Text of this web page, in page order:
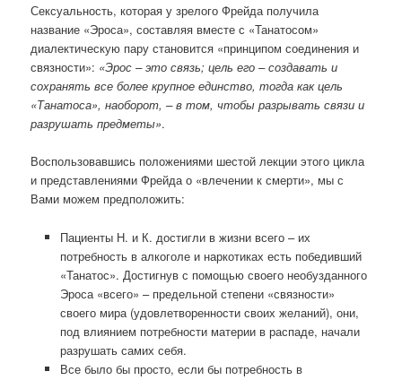
Сексуальность, которая у зрелого Фрейда получила
название «Эроса», составляя вместе с «Танатосом»
диалектическую пару становится «принципом соединения и
связности»: «Эрос – это связь; цель его – создавать и
сохранять все более крупное единство, тогда как цель
«Танатоса», наоборот, – в том, чтобы разрывать связи и
разрушать предметы».
Воспользовавшись положениями шестой лекции этого цикла
и представлениями Фрейда о «влечении к смерти», мы с
Вами можем предположить:
Пациенты Н. и К. достигли в жизни всего – их
потребность в алкоголе и наркотиках есть победивший
«Танатос». Достигнув с помощью своего необузданного
Эроса «всего» – предельной степени «связности»
своего мира (удовлетворенности своих желаний), они,
под влиянием потребности материи в распаде, начали
разрушать самих себя.
Все было бы просто, если бы потребность в